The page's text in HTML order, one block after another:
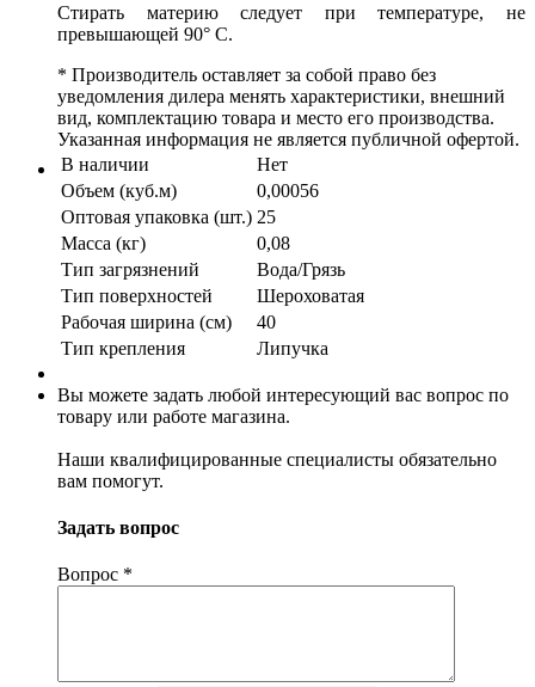
Стирать материю следует при температуре, не
превышающей 90° С.
* Производитель оставляет за собой право без
уведомления дилера менять характеристики, внешний
вид, комплектацию товара и место его производства.
Указанная информация не является публичной офертой.
В наличии
Нет
Объем (куб.м)
0,00056
Оптовая упаковка (шт.) 25
Масса (кг)
0,08
Тип загрязнений
Вода/Грязь
Тип поверхностей
Шероховатая
Рабочая ширина (см)
40
Тип крепления
Липучка
Вы можете задать любой интересующий вас вопрос по
товару или работе магазина.
Наши квалифицированные специалисты обязательно
вам помогут.
Задать вопрос
Вопрос *